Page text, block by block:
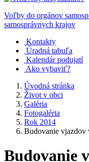
Voľby do orgánov
samosprávnych krajov
Kontakty
Úradná tabuľa
Kalendár podujatí
Ako vybaviť?
Úvodná stránka
Život v obci
Galéria
Fotogaléria
Rok 2014
Budovanie vjazdov
Budovanie